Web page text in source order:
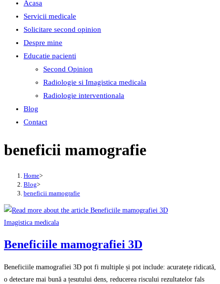
Acasa
Servicii medicale
Solicitare second opinion
Despre mine
Educatie pacienti
Second Opinion
Radiologie si Imagistica medicala
Radiologie interventionala
Blog
Contact
beneficii mamografie
Home>
Blog>
beneficii mamografie
Imagistica medicala
Beneficiile mamografiei 3D
Beneficiile mamografiei 3D pot fi multiple și pot include: acuratețe ridicată,
o detectare mai bună a țesutului dens, reducerea riscului rezultatelor fals